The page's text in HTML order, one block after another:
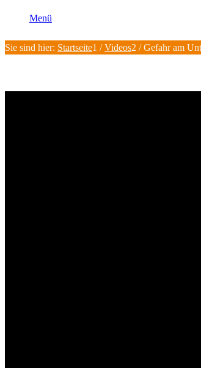
Menü
Sie sind hier: Startseite1 / Videos2 / Gefahr am